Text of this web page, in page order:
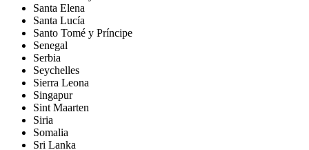
Santa Elena
Santa Lucía
Santo Tomé y Príncipe
Senegal
Serbia
Seychelles
Sierra Leona
Singapur
Sint Maarten
Siria
Somalia
Sri Lanka